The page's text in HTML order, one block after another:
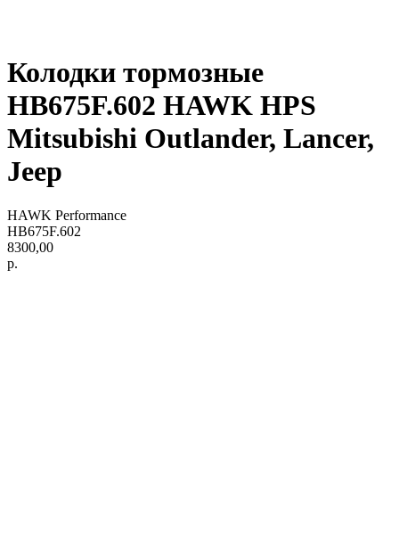
Колодки тормозные
HB675F.602 HAWK HPS
Mitsubishi Outlander, Lancer,
Jeep
HAWK Performance
HB675F.602
8300,00
р.